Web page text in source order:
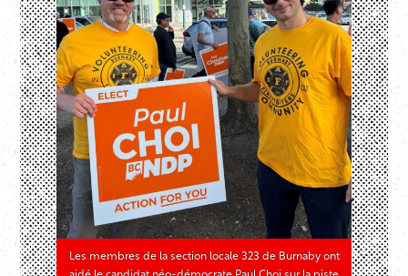
Les membres de la section locale 323 de Burnaby ont